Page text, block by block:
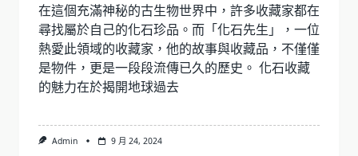
在這個充滿神秘的古生物世界中，許多收藏家都在
尋找屬於自己的化石珍品。而「化石先生」，一位
熱愛此領域的收藏家，他的故事與收藏品，不僅僅
是物件，更是一段段流傳已久的歷史。 化石收藏
的魅力在於揭開地球過去
Admin 9 月 24, 2024